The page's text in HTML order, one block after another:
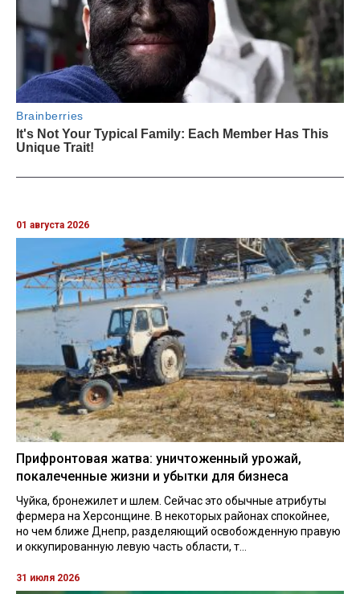
01 августа 2026
Прифронтовая жатва: уничтоженный урожай,
покалеченные жизни и убытки для бизнеса
Чуйка, бронежилет и шлем. Сейчас это обычные атрибуты
фермера на Херсонщине. В некоторых районах спокойнее,
но чем ближе Днепр, разделяющий освобожденную правую
и оккупированную левую часть области, т...
31 июля 2026